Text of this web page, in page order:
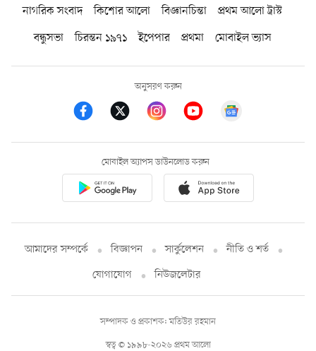
নাগরিক সংবাদ কিশোর আলো বিজ্ঞানচিন্তা
প্রথম আলো ট্রাস্ট
বন্ধুসভা
চিরন্তন ১৯৭১ ইপেপার প্রথমা মোবাইল ভ্যাস
অনুসরণ করুন
মোবাইল অ্যাপস ডাউনলোড করুন
আমাদের সম্পর্কে বিজ্ঞাপন সার্কুলেশন
নীতি ও শর্ত
যোগাযোগ
নিউজলেটার
স্বত্ব © ১৯৯৮-২০২৬ প্রথম আলো
সম্পাদক ও প্রকাশক: মতিউর রহমান